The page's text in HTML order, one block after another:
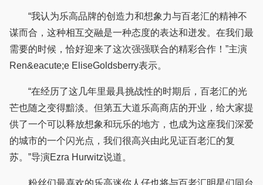
“我认为乐高品牌的创造力和想象力与百老汇的精神不
谋而合，这种相互交融是一种态度的表达和迸发。在我们最
需要的时候，恰好迎来了这次强强联合的精彩合作！”主演
Ren&eacute;e EliseGoldsberry表示。
“在经历了这几年里最具挑战性的时期后，百老汇的光
芒也随之变得黯淡。但第五大道乐高商店的开业，给大家提
供了一个可以释放想象和玩乐的地方，也成为这座我们深爱
的城市的一个闪光点，我们很高兴由此见证百老汇的复
苏。”导演Ezra Hurwitz说道。